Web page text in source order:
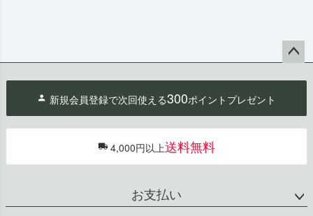
ジト
へ
新規会員登録で次回使える300ポイントプレゼント
4,000円以上送料無料
お支払い